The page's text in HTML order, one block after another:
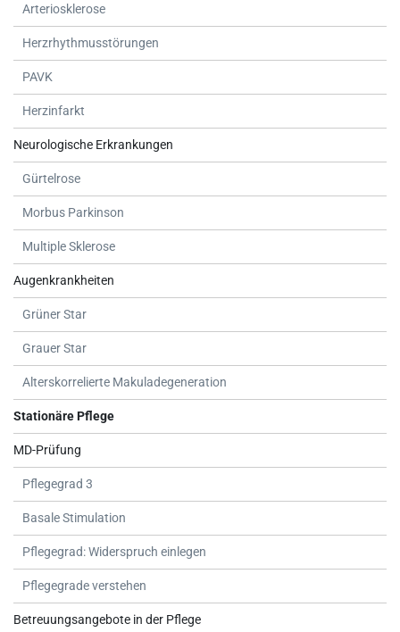
Arteriosklerose
Herzrhythmusstörungen
PAVK
Herzinfarkt
Neurologische Erkrankungen
Gürtelrose
Morbus Parkinson
Multiple Sklerose
Augenkrankheiten
Grüner Star
Grauer Star
Alterskorrelierte Makuladegeneration
Stationäre Pflege
MD-Prüfung
Pflegegrad 3
Basale Stimulation
Pflegegrad: Widerspruch einlegen
Pflegegrade verstehen
Betreuungsangebote in der Pflege